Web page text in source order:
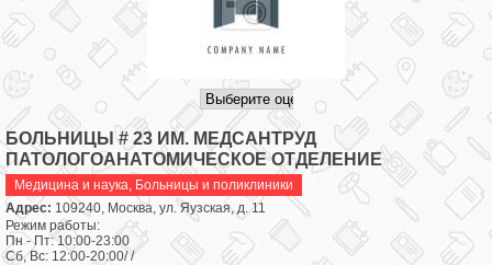
БОЛЬНИЦЫ # 23 ИМ. МЕДСАНТРУД
ПАТОЛОГОАНАТОМИЧЕСКОЕ ОТДЕЛЕНИЕ
Медицина и наука, Больницы и поликлиники
Адрес: 109240, Москва, ул. Яузская, д. 11
Режим работы:
Пн - Пт: 10:00-23:00
Сб, Вс: 12:00-20:00/ /